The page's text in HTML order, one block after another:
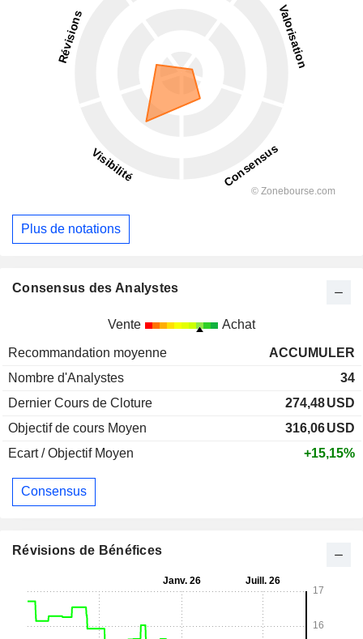
Plus de notations
Consensus des Analystes
Vente Achat
Recommandation moyenne
ACCUMULER
Nombre d'Analystes
34
Dernier Cours de Cloture
274,48USD
Objectif de cours Moyen
316,06USD
Ecart / Objectif Moyen
+15,15%
Consensus
Révisions de Bénéfices